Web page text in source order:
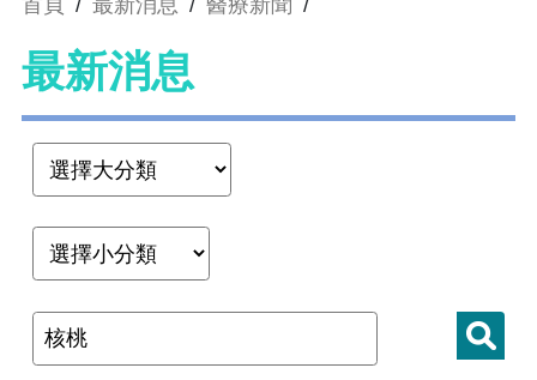
首頁 / 最新消息 / 醫療新聞 /
最新消息